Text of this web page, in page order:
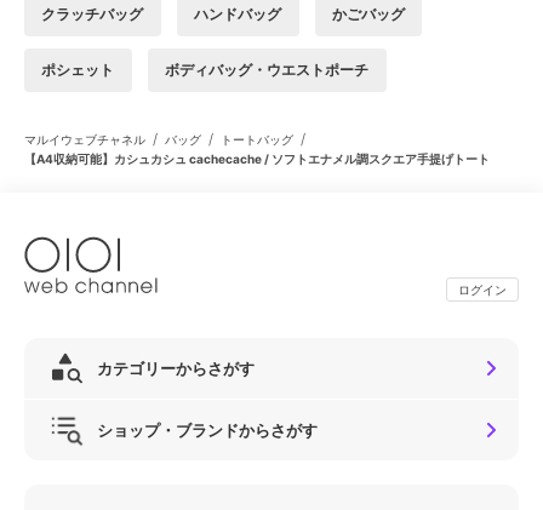
クラッチバッグ ハンドバッグ かごバッグ
ポシェット ボディバッグ・ウエストポーチ
マルイウェブチャネル / バッグ / トートバッグ /
【A4収納可能】カシュカシュ cachecache / ソフトエナメル調スクエア手提げトート
ログイン
カテゴリーからさがす
ショップ・ブランドからさがす